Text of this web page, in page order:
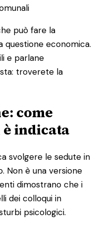
può fare la
questione economica.
e parlane
troverete la
come
indicata
svolgere le sedute in
Non è una versione
dimostrano che i
dei colloqui in
psicologici.